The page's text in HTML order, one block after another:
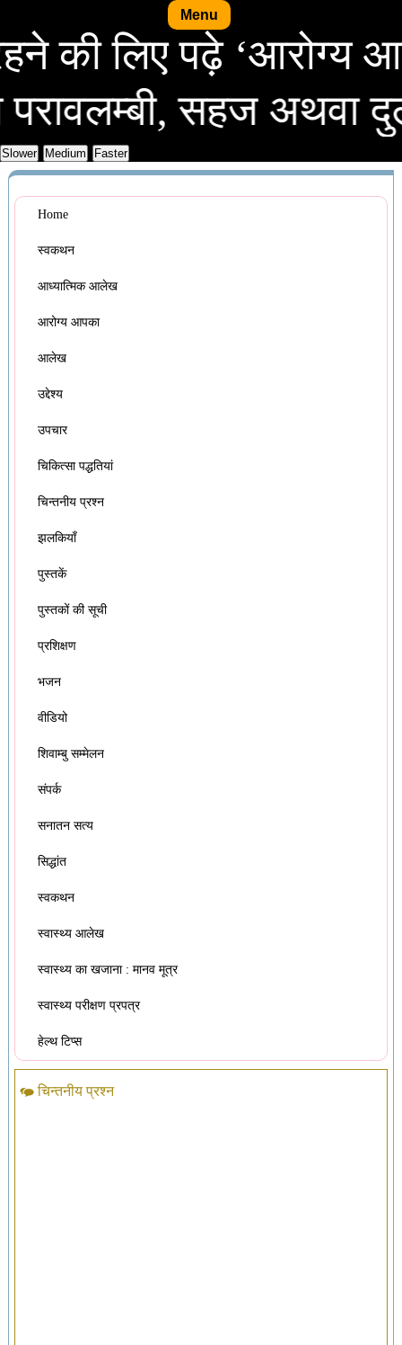
Menu
रहने की लिए पढ़े
सहज अथवा
Home
स्वकथन
आध्यात्मिक आलेख
आरोग्य आपका
आलेख
उद्देश्य
उपचार
चिकित्सा पद्धतियां
चिन्तनीय प्रश्न
झलकियाँ
पुस्तकें
पुस्तकों की सूची
प्रशिक्षण
भजन
वीडियो
शिवाम्बु सम्मेलन
संपर्क
सनातन सत्य
सिद्धांत
स्वकथन
स्वास्थ्य आलेख
स्वास्थ्य का खजाना : मानव मूत्र
स्वास्थ्य परीक्षण प्रपत्र
हेल्थ टिप्स
चिन्तनीय प्रश्न